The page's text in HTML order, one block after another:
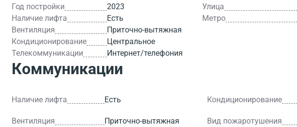
Год постройки
2023
Наличие лифта
Есть
Вентиляция
Приточно-вытяжная
Кондиционирование
Центральное
Телекоммуникации
Интернет/телефония
Улица
Метро
Коммуникации
Наличие лифта Есть Кондиционирование
Вентиляция Приточно-вытяжная Вид пожаротушения